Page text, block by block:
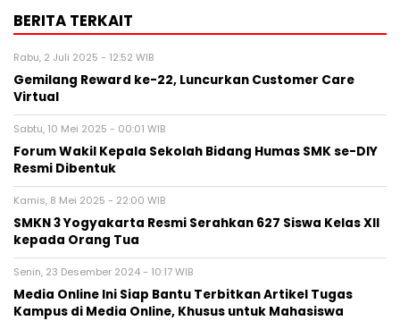
BERITA TERKAIT
Rabu, 2 Juli 2025 - 12:52 WIB
Gemilang Reward ke-22, Luncurkan Customer Care
Virtual
Sabtu, 10 Mei 2025 - 00:01 WIB
Forum Wakil Kepala Sekolah Bidang Humas SMK se-DIY
Resmi Dibentuk
Kamis, 8 Mei 2025 - 22:00 WIB
SMKN 3 Yogyakarta Resmi Serahkan 627 Siswa Kelas XII
kepada Orang Tua
Senin, 23 Desember 2024 - 10:17 WIB
Media Online Ini Siap Bantu Terbitkan Artikel Tugas
Kampus di Media Online, Khusus untuk Mahasiswa